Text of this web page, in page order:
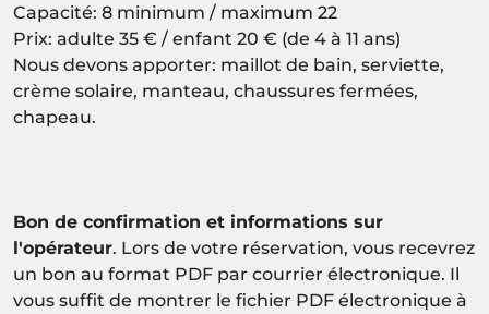
Capacité: 8 minimum / maximum 22
Prix: adulte 35 € / enfant 20 € (de 4 à 11 ans)
Nous devons apporter: maillot de bain, serviette,
crème solaire, manteau, chaussures fermées,
chapeau.
Bon de confirmation et informations sur
l'opérateur. Lors de votre réservation, vous recevrez
un bon au format PDF par courrier électronique. Il
vous suffit de montrer le fichier PDF électronique à